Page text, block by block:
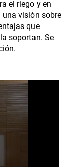
el riego y en
visión sobre
que
soportan. Se